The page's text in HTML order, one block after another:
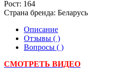
Рост: 164
Страна бренда: Беларусь
Описание
Отзывы ( )
Вопросы ( )
СМОТРЕТЬ ВИДЕО